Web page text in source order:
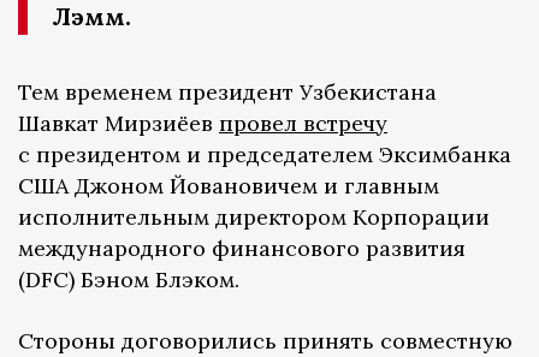
Лэмм.
Тем временем президент Узбекистана
Шавкат Мирзиёев провел встречу
с президентом и председателем Эксимбанка
США Джоном Йовановичем и главным
исполнительным директором Корпорации
международного финансового развития
(DFC) Бэном Блэком.
Стороны договорились принять совместную